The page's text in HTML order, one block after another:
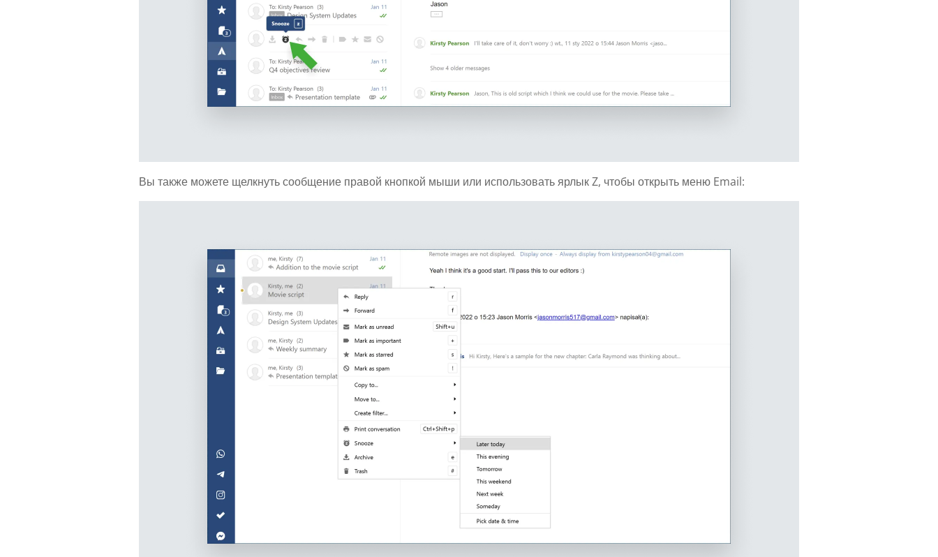
Вы также можете щелкнуть сообщение правой кнопкой мыши или использовать ярлык Z, чтобы открыть меню Email: